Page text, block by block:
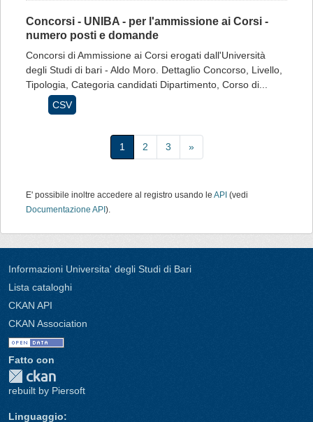
Concorsi - UNIBA - per l'ammissione ai Corsi -
numero posti e domande
Concorsi di Ammissione ai Corsi erogati dall'Università
degli Studi di bari - Aldo Moro. Dettaglio Concorso, Livello,
Tipologia, Categoria candidati Dipartimento, Corso di...
CSV
1 2 3 »
E' possibile inoltre accedere al registro usando le API (vedi
Documentazione API ).
Informazioni Universita' degli Studi di Bari
Lista cataloghi
CKAN API
CKAN Association
Fatto con
rebuilt by Piersoft
Linguaggio